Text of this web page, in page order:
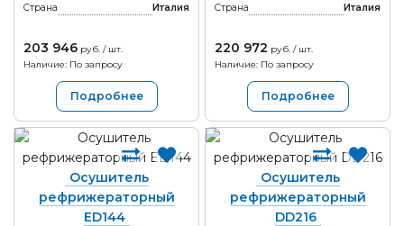
Страна
Италия
203 946 руб. / шт.
Наличие: По запросу
Подробнее
Страна
Италия
220 972 руб. / шт.
Наличие: По запросу
Подробнее
Осушитель
рефрижераторный
ED144
Осушитель
рефрижераторный
DD216